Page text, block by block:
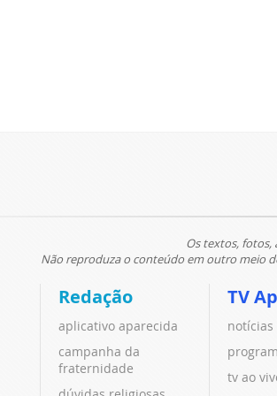
Os textos, fotos,
Não reproduza o conteúdo em outro meio
Redação
aplicativo aparecida
campanha da
fraternidade
TV
notícias
tv ao